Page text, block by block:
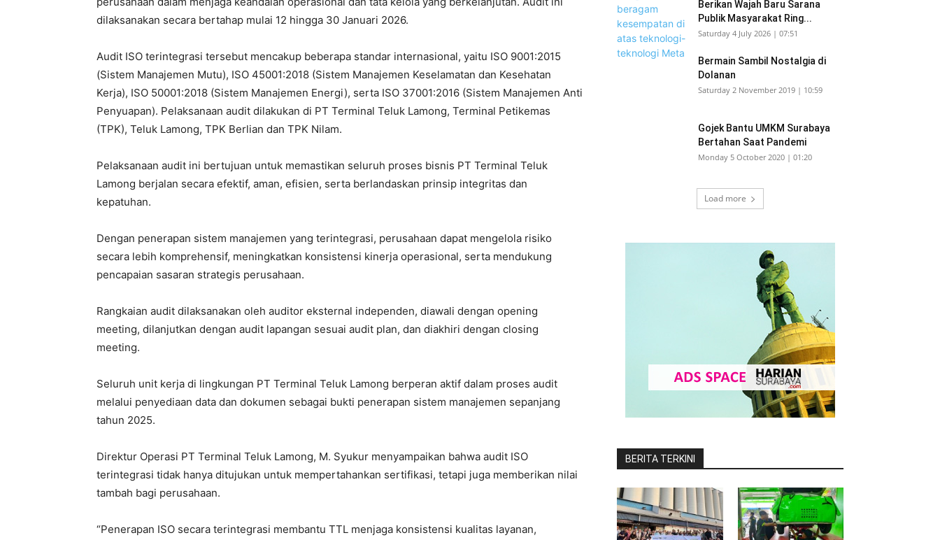
dilaksanakan secara bertahap mulai 12 hingga 30 Januari 2026.
Audit ISO terintegrasi tersebut mencakup beberapa standar internasional, yaitu ISO 9001:2015
(Sistem Manajemen Mutu), ISO 45001:2018 (Sistem Manajemen Keselamatan dan Kesehatan
Kerja), ISO 50001:2018 (Sistem Manajemen Energi), serta ISO 37001:2016 (Sistem Manajemen Anti
Penyuapan). Pelaksanaan audit dilakukan di PT Terminal Teluk Lamong, Terminal Petikemas
(TPK), Teluk Lamong, TPK Berlian dan TPK Nilam.
Pelaksanaan audit ini bertujuan untuk memastikan seluruh proses bisnis PT Terminal Teluk
Lamong berjalan secara efektif, aman, efisien, serta berlandaskan prinsip integritas dan
kepatuhan.
Dengan penerapan sistem manajemen yang terintegrasi, perusahaan dapat mengelola risiko
secara lebih komprehensif, meningkatkan konsistensi kinerja operasional, serta mendukung
pencapaian sasaran strategis perusahaan.
Rangkaian audit dilaksanakan oleh auditor eksternal independen, diawali dengan opening
meeting, dilanjutkan dengan audit lapangan sesuai audit plan, dan diakhiri dengan closing
meeting.
Seluruh unit kerja di lingkungan PT Terminal Teluk Lamong berperan aktif dalam proses audit
melalui penyediaan data dan dokumen sebagai bukti penerapan sistem manajemen sepanjang
tahun 2025.
Direktur Operasi PT Terminal Teluk Lamong, M. Syukur menyampaikan bahwa audit ISO
terintegrasi tidak hanya ditujukan untuk mempertahankan sertifikasi, tetapi juga memberikan nilai
tambah bagi perusahaan.
“Penerapan ISO secara terintegrasi membantu TTL menjaga konsistensi kualitas layanan,
Berikan Wajah Baru Sarana
Publik Masyarakat Ring...
Saturday 4 July 2026 | 07:51
Bermain Sambil Nostalgia di
Dolanan
Saturday 2 November 2019 | 10:59
Gojek Bantu UMKM Surabaya
Bertahan Saat Pandemi
Monday 5 October 2020 | 01:20
Load more
BERITA TERKINI